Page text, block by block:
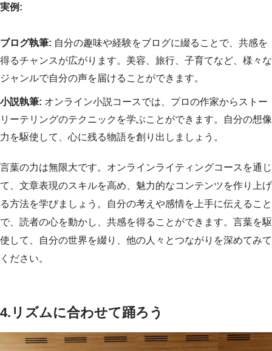
実例:
ブログ執筆: 自分の趣味や経験をブログに綴ることで、共感を
得るチャンスが広がります。美容、旅行、子育てなど、様々な
ジャンルで自分の声を届けることができます。
小説執筆: オンライン小説コースでは、プロの作家からストー
リーテリングのテクニックを学ぶことができます。自分の想像
力を駆使して、心に残る物語を創り出しましょう。
言葉の力は無限大です。オンラインライティングコースを通じ
て、文章表現のスキルを高め、魅力的なコンテンツを作り上げ
る方法を学びましょう。自分の考えや感情を上手に伝えること
で、読者の心を動かし、共感を得ることができます。言葉を駆
使して、自分の世界を綴り、他の人々とつながりを深めてみて
ください。
4. リズムに合わせて踊ろう